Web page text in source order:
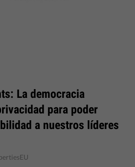
La democracia
para poder
a nuestros líderes